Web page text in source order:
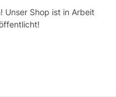
Unser Shop ist in Arbeit